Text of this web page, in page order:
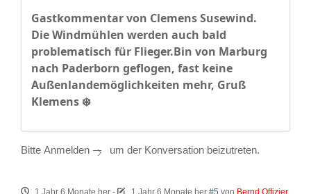
Gastkommentar von Clemens Susewind.
Die Windmühlen werden auch bald
problematisch für Flieger.Bin von Marburg
nach Paderborn geflogen, fast keine
Außenlandemöglichkeiten mehr, Gruß
Klemens ❄️
Bitte Anmelden um der Konversation beizutreten.
1 Jahr 6 Monate her - 1 Jahr 6 Monate her #5 von Bernd Offizier